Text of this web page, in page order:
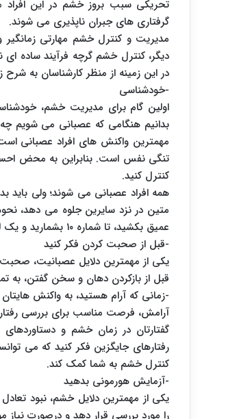
تحریکی سبب بروز خشم در این
گرفتاری های جبران ناپذیری می شوند.
مدیریت و کنترل خشم مهارتی
دیگر، کنترل خشم گرچه فرآیند ساده
در این زمینه از منظر کارشناسان به
-خودشناسی
اولین گام برای مدیریت خشم،
بدانیم هنگامی که عصبانی می شویم
مهمترین واکنش های افراد عصبانی
تنگی نفس است. بنابراین به محض
کنترل کنید.
همه افراد عصبانی می شوند؛ ولی باید
متین در نزد سایرین جلوه می دهد،
عمیق بکشید، تا شماره ۱۰ بشمارید و یک لیوان آب بنوشید. هیدراته شدن بدن به تعادل هورمونی کمک می کند.
-قبل از صحبت کردن فکر کنید
یکی از مهمترین دلایل عصبانیت،
قبل از بازکردن دهان و سخن گفتن، به
-زمانی که آرام هستید، به واکنش
آرامش، فرصت مناسب برای بررسی
گفتارتان در زمان خشم و
رفتارهای جایگزین فکر کنید که می
کنترل خشم به شما کمک کند.
-آزمایش هورمونی بدهید
یکی از مهمترین دلایل خشم، نبود
را مورد بررسی قرار دهد و درصورت نیاز